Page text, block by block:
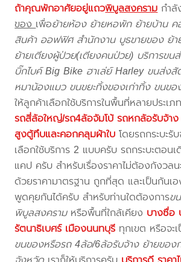
ถ้าคุณพักอาศัยอยู่แถวพิบูลสงครามกำลั
ของเพื่อย้ายห้อง ย้ายหอพัก ย้ายบ้าน ค
สินค้า ออฟฟิศ สำนักงาน บูธขายของ ย้า
ย้ายเตียงผู้ป่วย(เตียงคนป่วย) บริการขน
บิ๊กไบค์ Big Bike ฮาเล่ย์ Harley ขนส่ง
หมาน้องแมว ขนขยะทิ้งของเก่าทิ้ง ขนขอ
ให้ลูกค้าเลือกใช้บริการในพื้นที่หลายประเ
รถสี่ล้อใหญ่/รถ4ล้อจัมโบ้ รถหกล้อรับจ้า
สูงตู้ทึบและคอกคลุมผ้าใบ โดยรถกระบะรั
เลือกใช้บริการ 2 แบบครับ รถกระบะตอน
แคป ครับ สำหรับเรื่องราคาไม่ต้องกังวลน
ด้วยราคามาตรฐาน ถูกที่สุด และเป็นกันเ
พูดคุยกันได้ครับ สำหรับท่านใดต้องการข
พิบูลสงครามหรือพื้นที่ใกล้เคียง บางซื่อ
รัตนาธิเบศร์ เมืองนนทบุรี ทุกเขต หรือจะ
ขนของหรือรถ 4ล้อ/6ล้อรับจ้าง ย้ายของ